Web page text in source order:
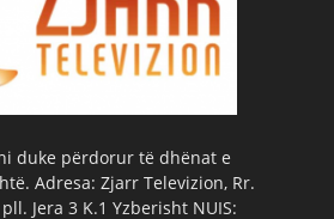
duke përdorur të dhënat e
Adresa: Zjarr Televizion, Rr.
Jera 3 K.1 Yzberisht NUIS: